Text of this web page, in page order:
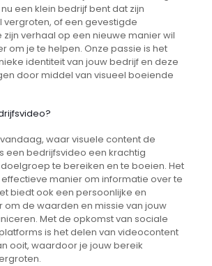
een klein bedrijf bent dat zijn
vergroten, of een gevestigde
verhaal op een nieuwe manier wil
om je te helpen. Onze passie is het
identiteit van jouw bedrijf en deze
door middel van visueel boeiende
waar visuele content de
een bedrijfsvideo een krachtig
te bereiken en te boeien. Het
manier om informatie over te
biedt ook een persoonlijke en
de waarden en missie van jouw
Met de opkomst van sociale
is het delen van videocontent
ooit, waardoor je jouw bereik